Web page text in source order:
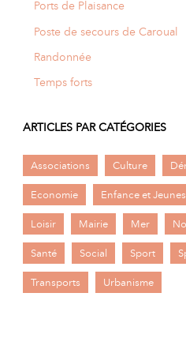
Ports de Plaisance
Poste de secours de Caroual
Randonnée
Temps forts
ARTICLES PAR CATÉGORIES
Associations Culture
Economie Enfance et
Loisir Mairie Mer
Santé Social Sport
Transports Urbanisme